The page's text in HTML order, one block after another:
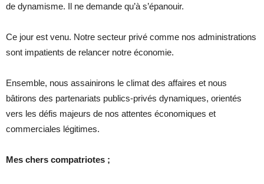
de dynamisme. Il ne demande qu’à s’épanouir.
Ce jour est venu. Notre secteur privé comme nos administrations
sont impatients de relancer notre économie.
Ensemble, nous assainirons le climat des affaires et nous
bâtirons des partenariats publics-privés dynamiques, orientés
vers les défis majeurs de nos attentes économiques et
commerciales légitimes.
Mes chers compatriotes ;